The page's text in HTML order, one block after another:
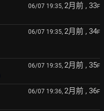
06/07 19:35, 2月前 , 33F
06/07 19:35, 2月前 , 34F
06/07 19:35, 2月前 , 35F
06/07 19:36, 2月前 , 36F